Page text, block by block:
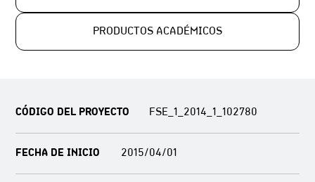
PRODUCTOS ACADÉMICOS
CÓDIGO DEL PROYECTO FSE_1_2014_1_102780
FECHA DE INICIO 2015/04/01